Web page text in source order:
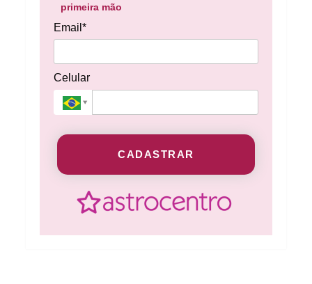
primeira mão
Email*
Celular
CADASTRAR